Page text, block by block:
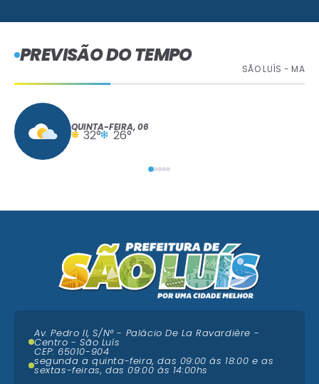
PREVISÃO DO TEMPO
SÃO LUÍS - MA
QUINTA-FEIRA 06
32° 26°
Av. Pedro II, S/N° - Palácio De La Ravardière -
Centro - São Luís
CEP: 65010-904
segunda a quinta-feira, das 09:00 ás 18:00 e as
sextas-feiras, das 09:00 às 14:00hs